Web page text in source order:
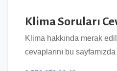
Klima Soruları
Klima hakkında merak
cevaplarını bu